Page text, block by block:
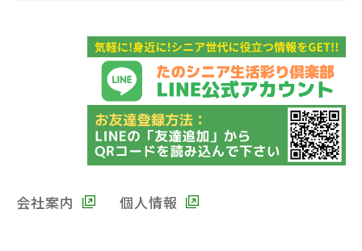
会社案内 個人情報